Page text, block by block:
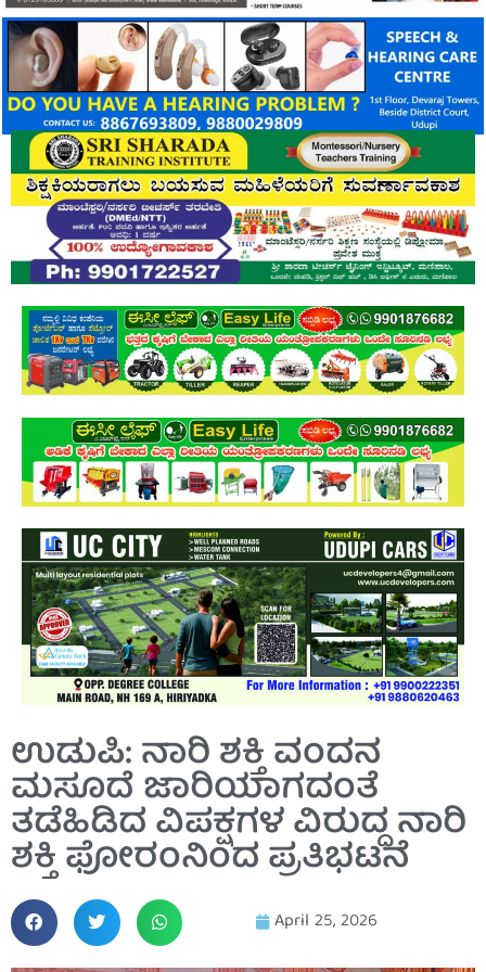
ಉಡುಪಿ: ನಾರಿ ಶಕ್ತಿ ವಂದನ
ಮಸೂದೆ ಜಾರಿಯಾಗದಂತೆ
ತಡೆಹಿಡಿದ ವಿಪಕ್ಷಗಳ ವಿರುದ್ಧ ನಾರಿ
ಶಕ್ತಿ ಫೋರಂನಿಂದ ಪ್ರತಿಭಟನೆ
April 25, 2026